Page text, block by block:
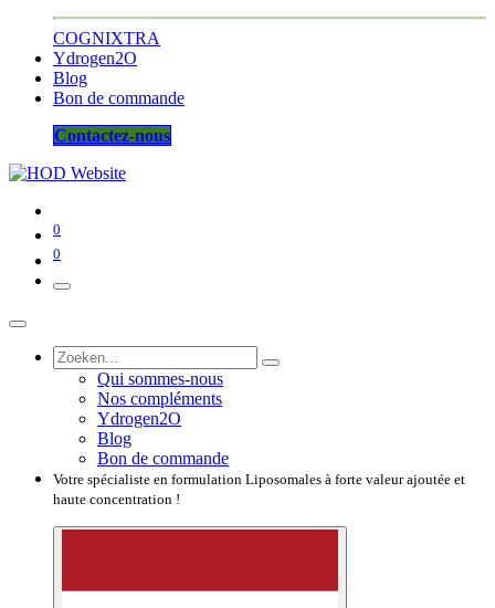
COGNIXTRA
Ydrogen2O
Blog
Bon de commande
Contactez-nous
0
0
Qui sommes-nous
Nos compléments
Ydrogen2O
Blog
Bon de commande
Votre spécialiste en formulation Liposomales à forte valeur ajoutée et
haute concentration !